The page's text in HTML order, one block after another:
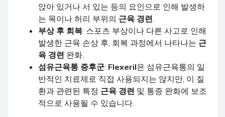
앉아 있거나 서 있는 등의 요인으로 인해 발생하
는 목이나 허리 부위의 근육 경련
부상 후 회복: 스포츠 부상이나 다른 사고로 인해
발생한 근육 손상 후, 회복 과정에서 나타나는 근
육 경련 완화.
섬유근육통 증후군: Flexeril은 섬유근육통의 일
반적인 치료제로 직접 사용되지는 않지만, 이 질
환과 관련된 특정 근육 경련 및 통증 완화에 보조
적으로 사용될 수 있습니다.